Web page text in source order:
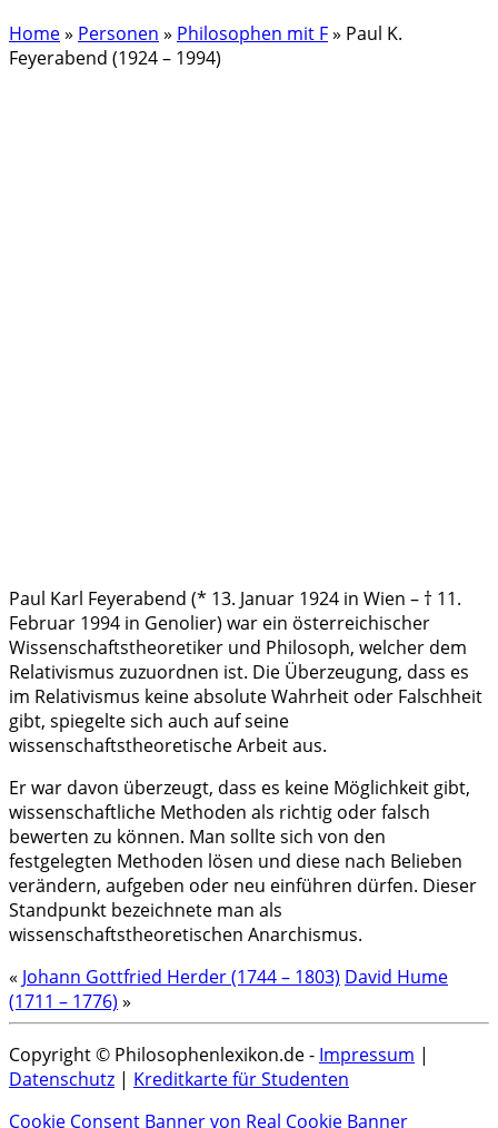
Home» Personen » Philosophen mit F» Paul K.
Feyerabend (1924 – 1994)
Paul Karl Feyerabend (* 13. Januar 1924 in Wien – † 11.
Februar 1994 in Genolier) war ein österreichischer
Wissenschaftstheoretiker und Philosoph, welcher dem
Relativismus zuzuordnen ist. Die Überzeugung, dass es
im Relativismus keine absolute Wahrheit oder Falschheit
gibt, spiegelte sich auch auf seine
wissenschaftstheoretische Arbeit aus.
Er war davon überzeugt, dass es keine Möglichkeit gibt,
wissenschaftliche Methoden als richtig oder falsch
bewerten zu können. Man sollte sich von den
festgelegten Methoden lösen und diese nach Belieben
verändern, aufgeben oder neu einführen dürfen. Dieser
Standpunkt bezeichnete man als
wissenschaftstheoretischen Anarchismus.
« Johann Gottfried Herder (1744 – 1803) David Hume
(1711 – 1776) »
Copyright © Philosophenlexikon.de - Impressum |
Datenschutz | Kreditkarte für Studenten
Cookie Consent Banner von Real Cookie Banner